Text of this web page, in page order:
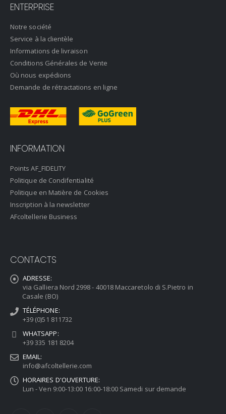
ENTERPRISE
Notre société
Service à la clientèle
Informations de livraison
Conditions Générales de Vente
Où nous expédions
Demande de rétractations en ligne
INFORMATION
Points AF_FIDELITY
Politique de Condifentialité
Politique en Matière de Cookies
Inscription à la newsletter
AFcoltellerie Business
CONTACTS
ADRESSE:
via Galliera Nord 2998 - 40018 Maccaretolo di S.Pietro in
Casale (BO)
TÉLÉPHONE:
+39 (0)51 811732
WHATSAPP:
+39 335 181 8204
EMAIL:
info@afcoltellerie.com
HORAIRES D'OUVERTURE:
Lun - Ven 9:00-13:00 16:00-18:00 Samedi sur demande